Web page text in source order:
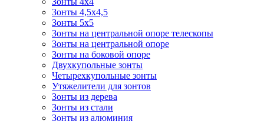
Зонты 4,5х4,5
Зонты 5х5
Зонты на центральной опоре телескопы
Зонты на центральной опоре
Зонты на боковой опоре
Двухкупольные зонты
Четырехкупольные зонты
Утяжелители для зонтов
Зонты из дерева
Зонты из стали
Зонты из алюминия